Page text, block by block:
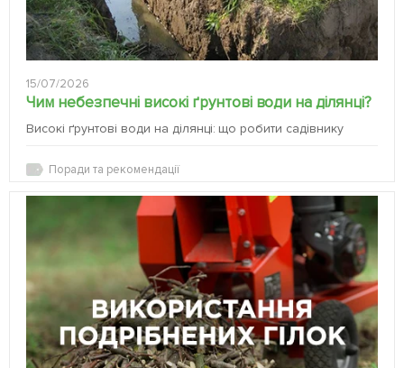
15/07/2026
Чим небезпечні високі ґрунтові води на ділянці?
Високі ґрунтові води на ділянці: що робити садівнику
Поради та рекомендації